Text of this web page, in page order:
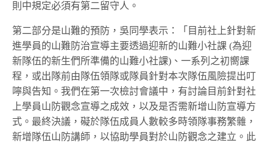
則中規定必須有第二留守人。
第二部分是山難的預防，吳同學表示：「目前社上針對新
進學員的山難防治宣導主要透過迎新的山難小社課 (為迎
新隊伍的新生們所準備的山難小社課)、一系列之初嚮課
程，或出隊前由隊伍領隊或隊員針對本次隊伍風險提出叮
嚀與告知。我們在第一次檢討會議中，有討論目前針對社
上學員山防觀念宣導之成效，以及是否需新增山防宣導方
式。最終決議，礙於隊伍成員人數較多時領隊事務繁雜，
新增隊伍山防講師，以協助學員對於山防觀念之建立。此